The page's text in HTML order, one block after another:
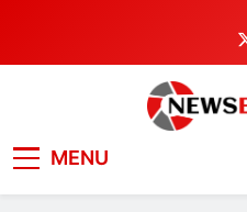
content
MENU